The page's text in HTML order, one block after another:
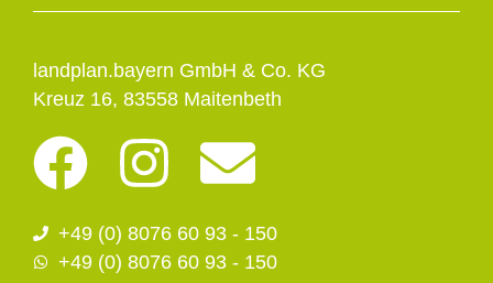
landplan.bayern GmbH & Co. KG
Kreuz 16, 83558 Maitenbeth
F
a
I
n
E
n
+49 (0) 8076 60 93 - 150
+49 (0) 8076 60 93 - 150